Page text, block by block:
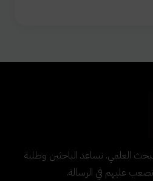
العلمي. نساعد الباحثين وطلبة
تصعب عليهم في الرسالة.